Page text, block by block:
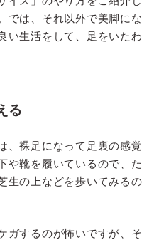
では、それ以外で美脚にな
い生活をして、足をいたわ
る
、裸足になって足裏の感覚
や靴を履いているので、た
生の上などを歩いてみるの
ガするのが怖いですが、そ